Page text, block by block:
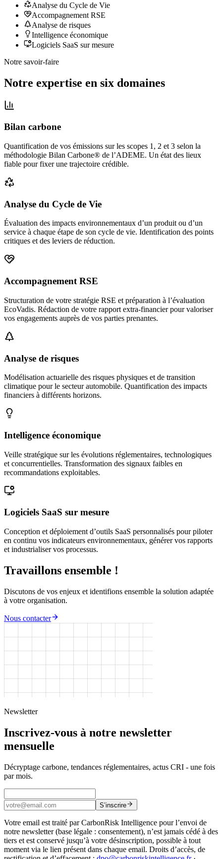
Analyse du Cycle de Vie
Accompagnement RSE
Analyse de risques
Intelligence économique
Logiciels SaaS sur mesure
Notre savoir-faire
Notre expertise en six domaines
Bilan carbone
Quantification de vos émissions sur les scopes 1, 2 et 3 selon la
méthodologie Bilan Carbone® de l’ADEME. Un état des lieux
fiable pour fixer une trajectoire crédible.
Analyse du Cycle de Vie
Évaluation des impacts environnementaux d’un produit ou d’un
service à chaque étape de son cycle de vie. Identification des points
critiques et des leviers de réduction.
Accompagnement RSE
Structuration de votre stratégie RSE et préparation à l’évaluation
EcoVadis. Rédaction de votre rapport extra-financier pour valoriser
vos engagements auprès de vos parties prenantes.
Analyse de risques
Modélisation actuarielle des risques physiques et de transition
climatique pour le secteur automobile. Quantification des impacts
financiers à différents horizons.
Intelligence économique
Veille stratégique sur les évolutions réglementaires, technologiques
et concurrentielles. Transformation des signaux faibles en
recommandations exploitables.
Logiciels SaaS sur mesure
Conception et déploiement d’outils SaaS personnalisés pour piloter
en continu vos indicateurs environnementaux, générer vos rapports
et industrialiser vos processus.
Travaillons ensemble !
Discutons de vos enjeux et identifions ensemble la solution adaptée
à votre organisation.
Nous contacter
Newsletter
Inscrivez-vous à notre newsletter
mensuelle
Décryptage carbone, tendances réglementaires, actus CRI - une fois
par mois.
S’inscrire
Votre email est traité par CarbonRisk Intelligence pour l’envoi de
notre newsletter (base légale : consentement), n’est jamais cédé à des
tiers et est conservé jusqu’à votre désinscription, possible à tout
moment via le lien présent dans chaque email. Droits d’accès, de